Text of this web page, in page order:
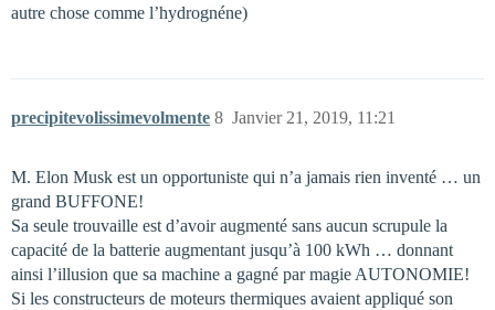
autre chose comme l’hydrognéne)
precipitevolissimevolmente Janvier 21, 2019, 11:21
8
M. Elon Musk est un opportuniste qui n’a jamais rien inventé … un
grand BUFFONE!
Sa seule trouvaille est d’avoir augmenté sans aucun scrupule la
capacité de la batterie augmentant jusqu’à 100 kWh … donnant
ainsi l’illusion que sa machine a gagné par magie AUTONOMIE!
Si les constructeurs de moteurs thermiques avaient appliqué son